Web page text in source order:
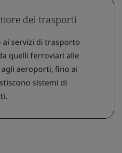
dei trasporti
servizi di trasporto
quelli ferroviari alle
aeroporti, fino ai
sistemi di